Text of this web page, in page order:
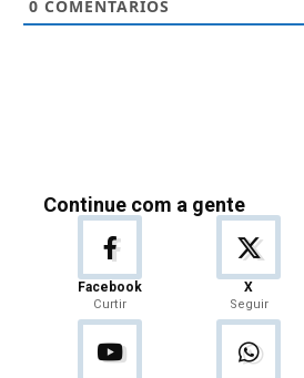
0 COMENTÁRIOS
Continue com a gente
Facebook
Curtir
X
Seguir